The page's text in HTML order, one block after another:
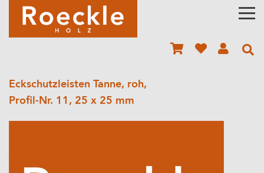
Eckschutzleisten Tanne, roh,
Profil-Nr. 11, 25 x 25 mm